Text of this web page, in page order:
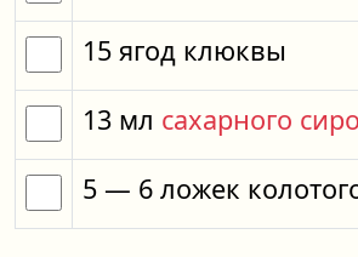
15 ягод клюквы
13 мл сахарного
5 — 6 ложек